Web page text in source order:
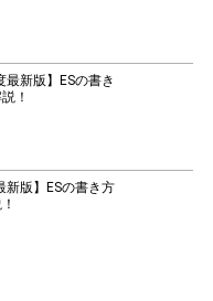
最新版】ESの書き
！
新版】ESの書き方